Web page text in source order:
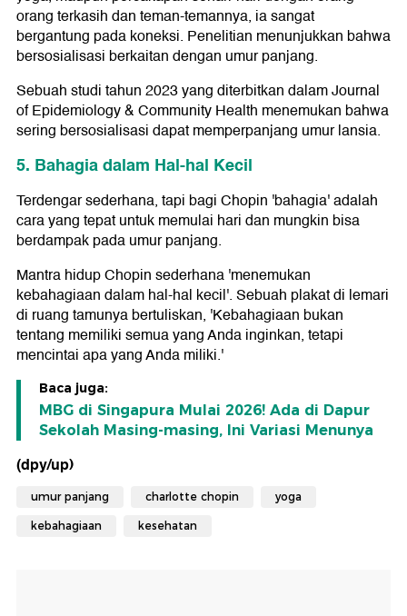
orang terkasih dan teman-temannya, ia sangat
bergantung pada koneksi. Penelitian menunjukkan bahwa
bersosialisasi berkaitan dengan umur panjang.
Sebuah studi tahun 2023 yang diterbitkan dalam Journal
of Epidemiology & Community Health menemukan bahwa
sering bersosialisasi dapat memperpanjang umur lansia.
5. Bahagia dalam Hal-hal Kecil
Terdengar sederhana, tapi bagi Chopin 'bahagia' adalah
cara yang tepat untuk memulai hari dan mungkin bisa
berdampak pada umur panjang.
Mantra hidup Chopin sederhana 'menemukan
kebahagiaan dalam hal-hal kecil'. Sebuah plakat di lemari
di ruang tamunya bertuliskan, 'Kebahagiaan bukan
tentang memiliki semua yang Anda inginkan, tetapi
mencintai apa yang Anda miliki.'
Baca juga:
MBG di Singapura Mulai 2026! Ada di Dapur
Sekolah Masing-masing, Ini Variasi Menunya
(dpy/up)
umur panjang charlotte chopin yoga
kebahagiaan kesehatan